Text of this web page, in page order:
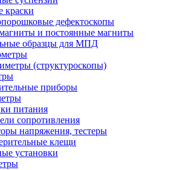
краски
дефектоскопы
и постоянные магниты
образцы для МПД
(структуроскопы)
приборы
питания
сопротивления
напряжения, тестеры
клещи
установки